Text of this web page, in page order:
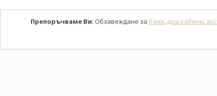
Препоръчваме Ви: Обзавеждане за баня, душ кабини,